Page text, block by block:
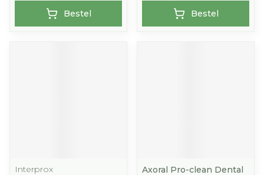
Bestel Bestel
Interprox
Axoral Pro-clean Dental